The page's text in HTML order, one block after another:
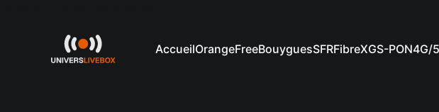
AccueilOrangeFreeBouyguesSFRFibreXGS-PON4G/